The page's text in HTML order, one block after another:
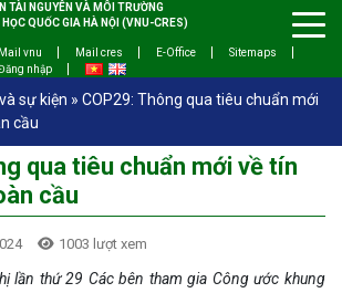
TÀI NGUYÊN VÀ MÔI TRƯỜNG
QUỐC GIA HÀ NỘI (VNU-CRES)
Mail vnu Mail cres E-Office
Sitemaps
nhập
sự kiện » COP29: Thông qua tiêu chuẩn mới
cầu
qua tiêu chuẩn mới về tín
cầu
1003 lượt xem
lần thứ 29 Các bên tham gia Công ước khung